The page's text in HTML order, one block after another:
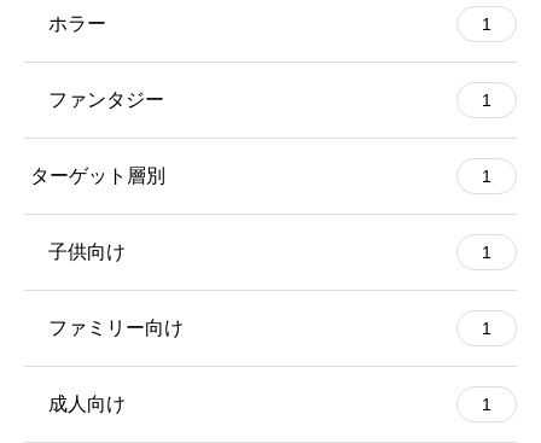
ホラー 1
ファンタジー 1
ターゲット層別 1
子供向け 1
ファミリー向け 1
成人向け 1